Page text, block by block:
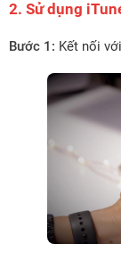
2. Sử dụng
Bước 1: Kết nối